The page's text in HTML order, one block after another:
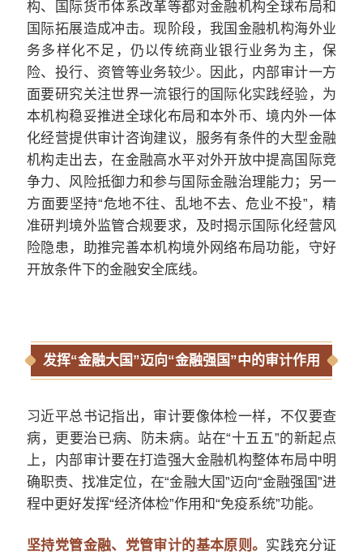
构、国际货币体系改革等都对金融机构全球布局和
国际拓展造成冲击。现阶段，我国金融机构海外业
务多样化不足，仍以传统商业银行业务为主，保
险、投行、资管等业务较少。因此，内部审计一方
面要研究关注世界一流银行的国际化实践经验，为
本机构稳妥推进全球化布局和本外币、境内外一体
化经营提供审计咨询建议，服务有条件的大型金融
机构走出去，在金融高水平对外开放中提高国际竞
争力、风险抵御力和参与国际金融治理能力；另一
方面要坚持“危地不往、乱地不去、危业不投”，精
准研判境外监管合规要求，及时揭示国际化经营风
险隐患，助推完善本机构境外网络布局功能，守好
开放条件下的金融安全底线。
发挥“金融大国”迈向“金融强国”中的审计作用
习近平总书记指出，审计要像体检一样，不仅要查
病，更要治已病、防未病。站在“十五五”的新起点
上，内部审计要在打造强大金融机构整体布局中明
确职责、找准定位，在“金融大国”迈向“金融强国”进
程中更好发挥“经济体检”作用和“免疫系统”功能。
坚持党管金融、党管审计的基本原则。 实践充分证